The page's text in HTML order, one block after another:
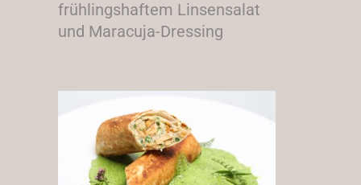
frühlingshaftem Linsensalat
und Maracuja-Dressing